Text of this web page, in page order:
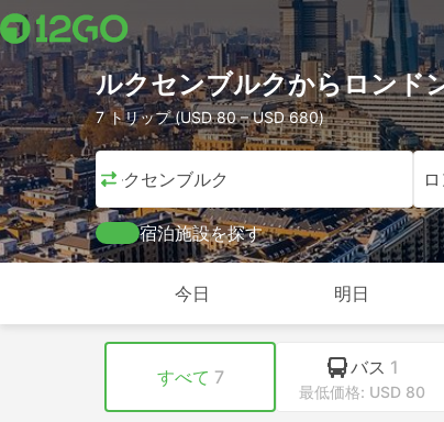
ルクセンブルクからロンド
7 トリップ (USD 80 – USD 680)
ルクセンブルク
宿泊施設を探す
今日 明日
すべて 7 バス 1
最低価格: USD 80